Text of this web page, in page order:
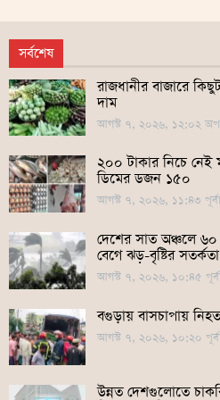
সর্বশেষ
রাজধানীর বাজারে
দাম
আগস্ট ৭, ২০২৬, ১২:০২
২০০ টাকার নিচে নেই
ডিমের ডজন ১৫০
আগস্ট ৭, ২০২৬, ১১:৪৩
দেশের সাত অঞ্চলে ৬০
বেগে ঝড়-বৃষ্টির সতর্কতা
আগস্ট ৭, ২০২৬, ১০:৪৫
বগুড়ায় বাসচাপায়
আগস্ট ৭, ২০২৬, ১০:২০
উন্নত দেশগুলোতে